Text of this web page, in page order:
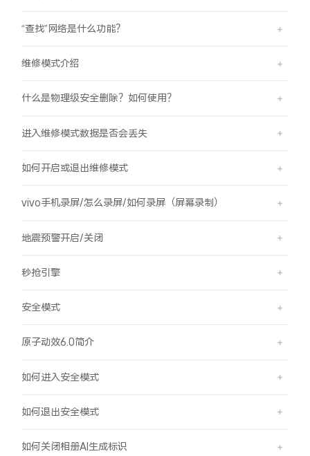
“查找”网络是什么功能？
维修模式介绍
什么是物理级安全删除？如何使用？
进入维修模式数据是否会丢失
如何开启或退出维修模式
vivo手机录屏/怎么录屏/如何录屏（屏幕录制）
地震预警开启/关闭
秒抢引擎
安全模式
原子动效6.0简介
如何进入安全模式
如何退出安全模式
如何关闭相册AI生成标识